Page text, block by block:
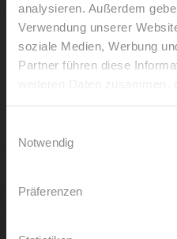
analysieren. Außerdem
Verwendung unserer
soziale Medien, Werbung
Partner führen diese
Notwendig
Präferenzen